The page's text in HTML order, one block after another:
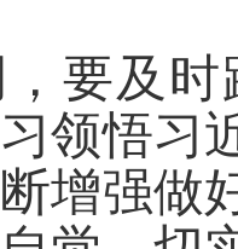
要及
领悟习
增强做